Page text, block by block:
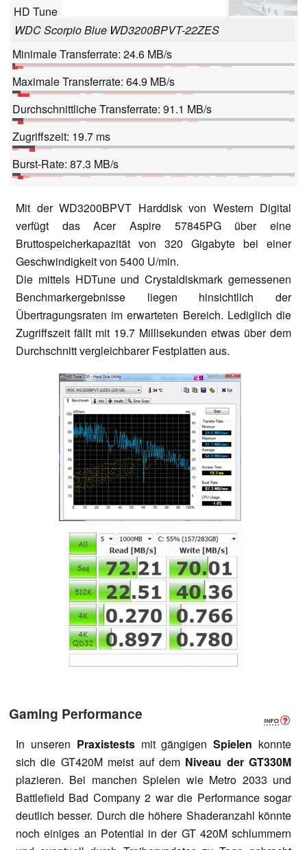
HD Tune
WDC Scorpio Blue WD3200BPVT-22ZES
Minimale Transferrate: 24.6 MB/s
Maximale Transferrate: 64.9 MB/s
Durchschnittliche Transferrate: 91.1 MB/s
Zugriffszeit: 19.7 ms
Burst-Rate: 87.3 MB/s
Mit der WD3200BPVT Harddisk von Western Digital
verfügt das Acer Aspire 57845PG über eine
Bruttospeicherkapazität von 320 Gigabyte bei einer
Geschwindigkeit von 5400 U/min.
Die mittels HDTune und Crystaldiskmark gemessenen
Benchmarkergebnisse liegen hinsichtlich der
Übertragungsraten im erwarteten Bereich. Lediglich die
Zugriffszeit fällt mit 19.7 Millisekunden etwas über dem
Durchschnitt vergleichbarer Festplatten aus.
Gaming Performance
In unseren Praxistestsmit gängigenSpielen konnte
sich die GT420M meist auf dem Niveau der GT330M
plazieren. Bei manchen Spielen wie Metro 2033 und
Battlefield Bad Company 2 war die Performance sogar
deutlich besser. Durch die höhere Shaderanzahl könnte
noch einiges an Potential in der GT 420M schlummern